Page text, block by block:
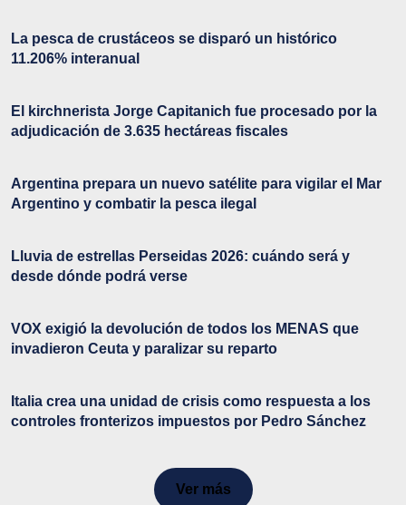
La pesca de crustáceos se disparó un histórico
11.206% interanual
El kirchnerista Jorge Capitanich fue procesado por la
adjudicación de 3.635 hectáreas fiscales
Argentina prepara un nuevo satélite para vigilar el Mar
Argentino y combatir la pesca ilegal
Lluvia de estrellas Perseidas 2026: cuándo será y
desde dónde podrá verse
VOX exigió la devolución de todos los MENAS que
invadieron Ceuta y paralizar su reparto
Italia crea una unidad de crisis como respuesta a los
controles fronterizos impuestos por Pedro Sánchez
Ver más